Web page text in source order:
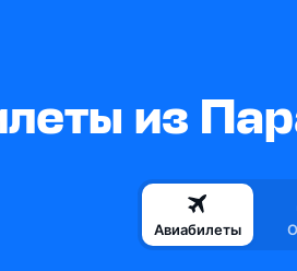
из
Авиабилеты